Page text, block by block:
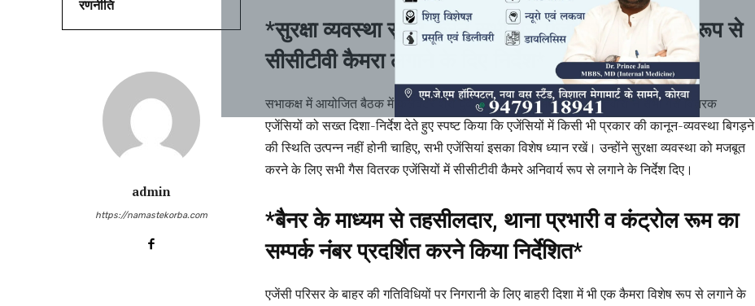
रणनीति
admin
https://namastekorba.com
*सुरक्षा व्यवस्था सुदृढ़ करने सभी गैस एजेंसियों में अनिवार्य रूप से
सीसीटीवी कैमरा लगाने के दिए निर्देश*
सभाकक्ष में आयोजित बैठक में कलेक्टर श्री दुदावत एवं पुलिस अधीक्षक श्री तिवारी ने सभी गैस वितरक
एजेंसियों को सख्त दिशा-निर्देश देते हुए स्पष्ट किया कि एजेंसियों में किसी भी प्रकार की कानून-व्यवस्था बिगड़ने
की स्थिति उत्पन्न नहीं होनी चाहिए, सभी एजेंसियां इसका विशेष ध्यान रखें। उन्होंने सुरक्षा व्यवस्था को मजबूत
करने के लिए सभी गैस वितरक एजेंसियों में सीसीटीवी कैमरे अनिवार्य रूप से लगाने के निर्देश दिए।
*बैनर के माध्यम से तहसीलदार, थाना प्रभारी व कंट्रोल रूम का
सम्पर्क नंबर प्रदर्शित करने किया निर्देशित*
एजेंसी परिसर के बाहर की गतिविधियों पर निगरानी के लिए बाहरी दिशा में भी एक कैमरा विशेष रूप से लगाने के